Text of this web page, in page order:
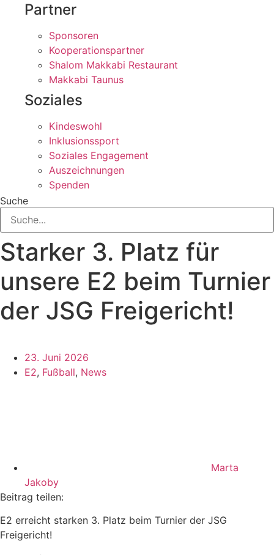
Partner
Sponsoren
Kooperationspartner
Shalom Makkabi Restaurant
Makkabi Taunus
Soziales
Kindeswohl
Inklusionssport
Soziales Engagement
Auszeichnungen
Spenden
Suche
Starker 3. Platz für
unsere E2 beim Turnier
der JSG Freigericht!
23. Juni 2026
E2, Fußball, News
Marta
Jakoby
Beitrag teilen:
E2 erreicht starken 3. Platz beim Turnier der JSG
Freigericht!